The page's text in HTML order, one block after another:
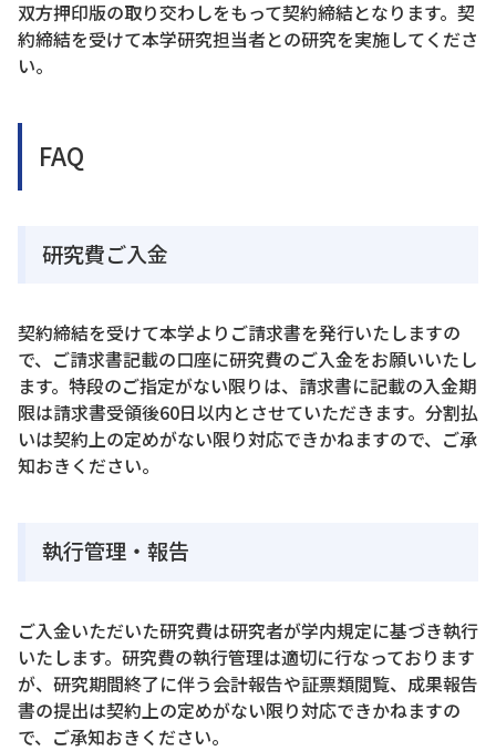
双方押印版の取り交わしをもって契約締結となります。契
約締結を受けて本学研究担当者との研究を実施してくださ
い。
FAQ
研究費ご入金
契約締結を受けて本学よりご請求書を発行いたしますの
で、ご請求書記載の口座に研究費のご入金をお願いいたし
ます。特段のご指定がない限りは、請求書に記載の入金期
限は請求書受領後60日以内とさせていただきます。分割払
いは契約上の定めがない限り対応できかねますので、ご承
知おきください。
執行管理・報告
ご入金いただいた研究費は研究者が学内規定に基づき執行
いたします。研究費の執行管理は適切に行なっております
が、研究期間終了に伴う会計報告や証票類閲覧、成果報告
書の提出は契約上の定めがない限り対応できかねますの
で、ご承知おきください。